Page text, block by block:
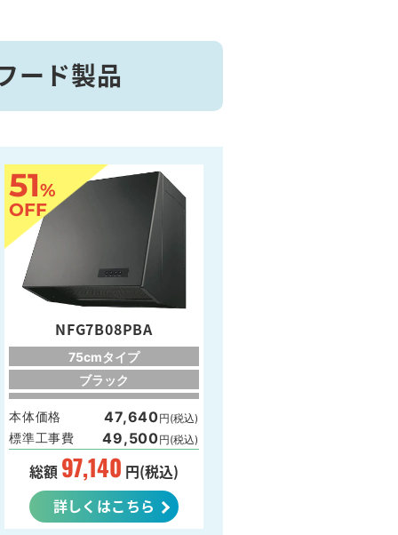
ード製品
51%
OFF
NFG7B08PBA
75cmタイプ
ブラック
本体価格 47,640円(税込)
標準工事費 49,500円(税込)
総額 97,140 円(税込)
詳しくはこちら